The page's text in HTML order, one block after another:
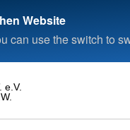
Website
can use the switch to
e.V.